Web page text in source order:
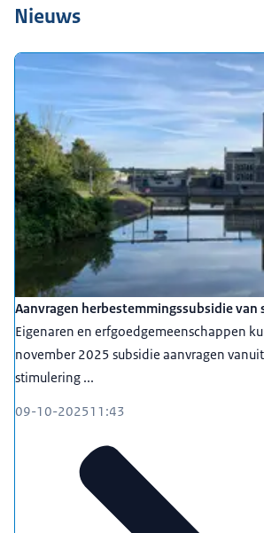
Nieuws
Aanvragen herbestemmingssubsidie van
Eigenaren en erfgoedgemeenschappen
november 2025 subsidie aanvragen
stimulering ...
09-10-202511:43